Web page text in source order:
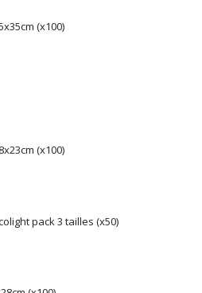
(x100)
(x100)
pack 3 tailles (x50)